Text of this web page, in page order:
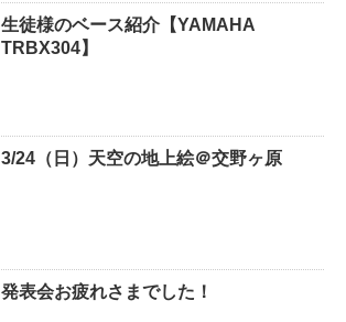
生徒様のベース紹介【YAMAHA
TRBX304】
3/24（日）天空の地上絵＠交野ヶ原
発表会お疲れさまでした！